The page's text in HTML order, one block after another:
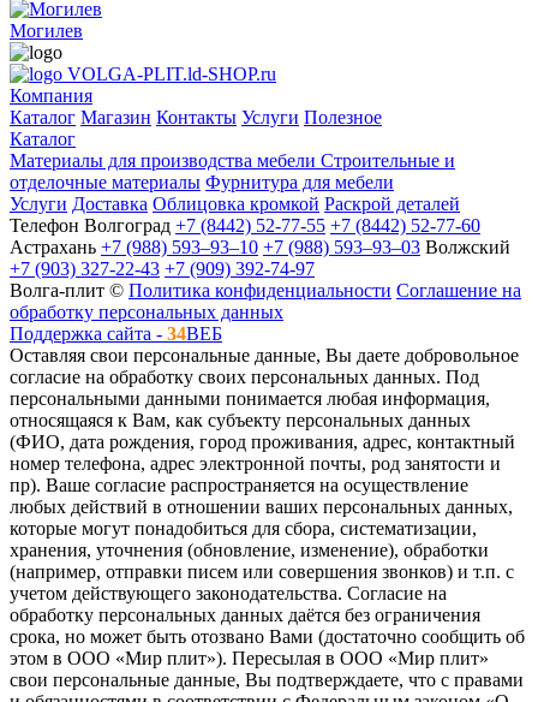
Могилев
VOLGA-PLIT.ld-SHOP.ru
Компания
Каталог Магазин Контакты Услуги Полезное
Каталог
Материалы для производства мебели Строительные и
отделочные материалы Фурнитура для мебели
Услуги Доставка Облицовка кромкой Раскрой деталей
Телефон Волгоград +7 (8442) 52-77-55 +7 (8442) 52-77-60
Астрахань +7 (988) 593‒93‒10 +7 (988) 593‒93‒03 Волжский
+7 (903) 327-22-43 +7 (909) 392-74-97
Волга-плит © Политика конфиденциальности Соглашение на
обработку персональных данных
Поддержка сайта - 34ВЕБ
Оставляя свои персональные данные, Вы даете добровольное
согласие на обработку своих персональных данных. Под
персональными данными понимается любая информация,
относящаяся к Вам, как субъекту персональных данных
(ФИО, дата рождения, город проживания, адрес, контактный
номер телефона, адрес электронной почты, род занятости и
пр). Ваше согласие распространяется на осуществление
любых действий в отношении ваших персональных данных,
которые могут понадобиться для сбора, систематизации,
хранения, уточнения (обновление, изменение), обработки
(например, отправки писем или совершения звонков) и т.п. с
учетом действующего законодательства. Согласие на
обработку персональных данных даётся без ограничения
срока, но может быть отозвано Вами (достаточно сообщить об
этом в ООО «Мир плит»). Пересылая в ООО «Мир плит»
свои персональные данные, Вы подтверждаете, что с правами